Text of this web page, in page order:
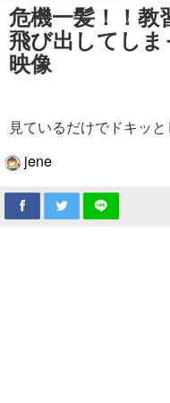
危機一髪！！教
飛び出してし
映像
見ているだけでドキッ
jene